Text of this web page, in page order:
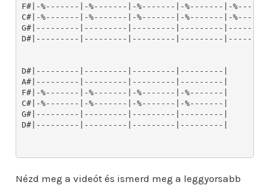
F#|-%-------|-%-------|-%-------|-%-------|-
C#|-%-------|-%-------|-%-------|-%-------|-
G#|---------|---------|---------|---------
D#|---------|---------|---------|---------
D#|---------|---------|---------|---------|
A#|---------|---------|---------|---------|
F#|-%-------|-%-------|-%-------|-%-------|
C#|-%-------|-%-------|-%-------|-%-------|
G#|---------|---------|---------|---------|
D#|---------|---------|---------|---------|
Nézd meg a videót és ismerd meg a leggyorsabb